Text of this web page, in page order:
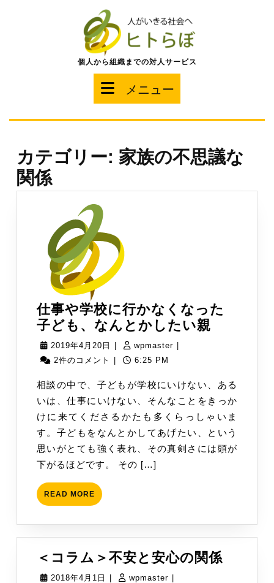
プ
個人から組織までの対人サービス
メニュー
ニ
ュ
ー
カテゴリー: 家族の不思議な
関係
仕事や学校に行かなくなった
子ども、なんとかしたい親
校
に
行
か
な
ど
も、
2019年4月20日
2019
年
月
20
日
wpmaster wpmaster
2件のコメント
6:25 PM
相談の中で、子どもが学校にいけない、ある
いは、仕事にいけない、そんなことをきっか
けに来てくださるかたも多くらっしゃいま
す。子どもをなんとかしてあげたい、という
思いがとても強く表れ、その真剣さには頭が
下がるほどです。 その […]
READ MORE READ
MORE
＜コラム＞不安と安心の関係
2018年4月1日
2018
| wpmaster wpmaster
|